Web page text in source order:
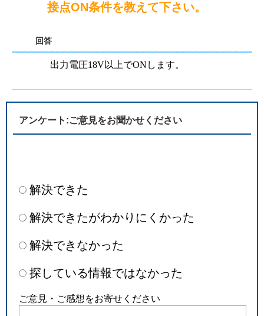
接点ON条件を教えて下さい。
回答
出力電圧18V以上でONします。
アンケート:ご意見をお聞かせください
解決できた
解決できたがわかりにくかった
解決できなかった
探している情報ではなかった
ご意見・ご感想をお寄せください